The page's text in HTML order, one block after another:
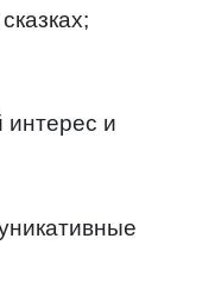
интерес и